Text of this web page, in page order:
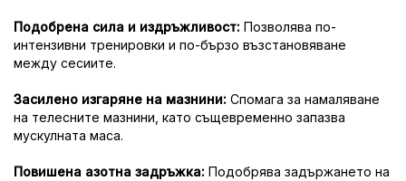
Подобрена сила и издръжливост: Позволява по-
интензивни тренировки и по-бързо възстановяване
между сесиите.
Засилено изгаряне на мазнини: Спомага за намаляване
на телесните мазнини, като същевременно запазва
мускулната маса.
Повишена азотна задръжка: Подобрява задържането на